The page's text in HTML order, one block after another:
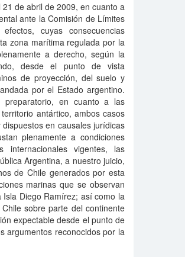
de abril de 2009, en cuanto a
ante la Comisión de Límites
cuyas consecuencias
zona marítima regulada por la
a derecho, según la
desde el punto de vista
de proyección, del suelo y
por el Estado argentino.
en cuanto a las
antártico, ambos casos
en causales jurídicas
plenamente a condiciones
vigentes, las
Argentina, a nuestro juicio,
de Chile generados por esta
marinas que se observan
Diego Ramírez; así como la
sobre parte del continente
expectable desde el punto de
argumentos reconocidos por la